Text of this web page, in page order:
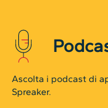
Ascolta i podcast di
Spreaker.